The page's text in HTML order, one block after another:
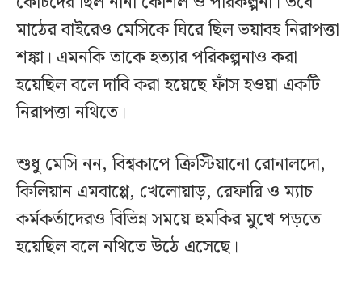
মাঠের বাইরেও মেসিকে ঘিরে ছিল ভয়াবহ নিরাপত্তা
শঙ্কা। এমনকি তাকে হত্যার পরিকল্পনাও করা
হয়েছিল বলে দাবি করা হয়েছে ফাঁস হওয়া একটি
নিরাপত্তা নথিতে।
শুধু মেসি নন, বিশ্বকাপে ক্রিস্টিয়ানো রোনালদো,
কিলিয়ান এমবাপ্পে, খেলোয়াড়, রেফারি ও ম্যাচ
কর্মকর্তাদেরও বিভিন্ন সময়ে হুমকির মুখে পড়তে
হয়েছিল বলে নথিতে উঠে এসেছে।